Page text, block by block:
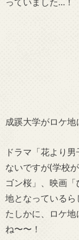
成蹊大学がロケ地
ドラマ「花より
ないですが(学校
ゴン桜」、映画
地となっているら
たしかに、ロケ
ね〜〜！